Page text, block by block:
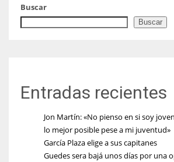
Buscar
Buscar
Entradas recientes
Jon Martín: «No pienso en si soy
lo mejor posible pese a mi juventud»
García Plaza elige a sus capitanes
Guedes sera bajá unos días por una